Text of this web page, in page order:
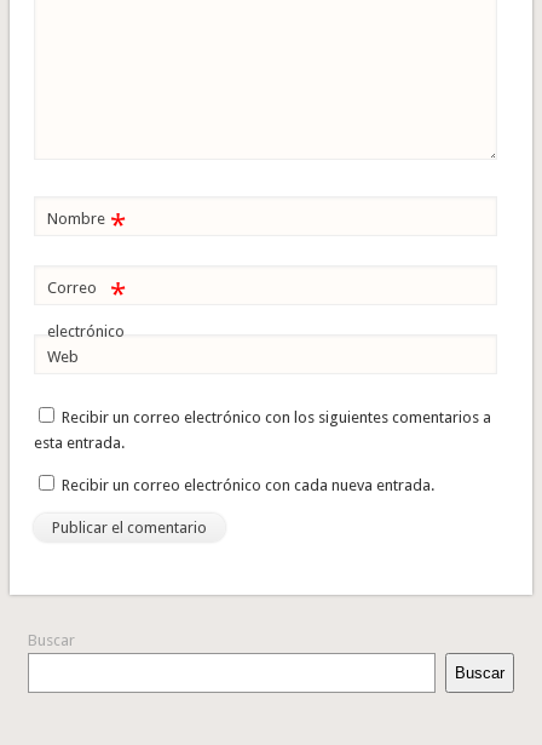
Nombre *
Correo
electrónico
*
Web
Recibir un correo electrónico con los siguientes comentarios a
esta entrada.
Recibir un correo electrónico con cada nueva entrada.
Buscar
Buscar